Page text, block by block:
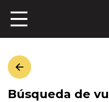
Búsqueda de